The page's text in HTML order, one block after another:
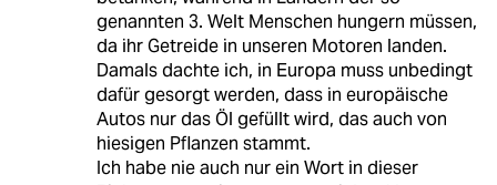
genannten 3. Welt Menschen hungern müssen,
da ihr Getreide in unseren Motoren landen.
Damals dachte ich, in Europa muss unbedingt
dafür gesorgt werden, dass in europäische
Autos nur das Öl gefüllt wird, das auch von
hiesigen Pflanzen stammt.
Ich habe nie auch nur ein Wort in dieser